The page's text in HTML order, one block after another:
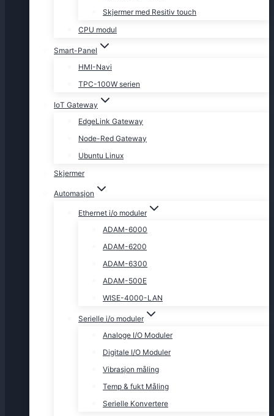
Skjermer med Resitiv touch
CPU modul
Smart-Panel
HMI-Navi
TPC-100W serien
IoT Gateway
EdgeLink Gateway
Node-Red Gateway
Ubuntu Linux
Skjermer
Automasjon
Ethernet i/o moduler
ADAM-6000
ADAM-6200
ADAM-6300
ADAM-500E
WISE-4000-LAN
Serielle i/o moduler
Analoge I/O Moduler
Digitale I/O Moduler
Vibrasjon måling
Temp & fukt Måling
Serielle Konvertere